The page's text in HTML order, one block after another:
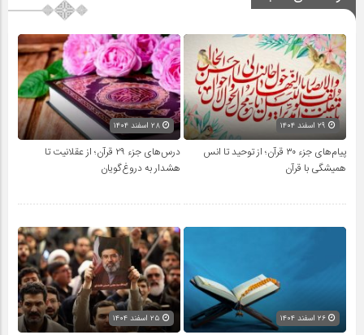
پیام‌های جزء ۳۰ قرآن؛ از توحید تا انس
همیشگی با قرآن
درس‌های جزء ۲۹ قرآن؛ از عقلانیت تا
هشدار به دروغ‌گویان
۲۶ اسفند ۱۴۰۴